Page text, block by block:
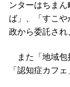
ンターはちま
ば」、「すこ
政から委託され
また「地域包
「認知症カフ